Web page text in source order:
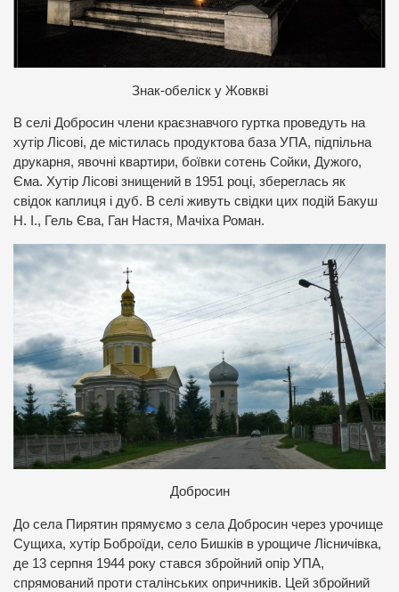
Знак-обеліск у Жовкві
В селі Добросин члени краєзнавчого гуртка проведуть на
хутір Лісові, де містилась продуктова база УПА, підпільна
друкарня, явочні квартири, боївки сотень Сойки, Дужого,
Єма. Хутір Лісові знищений в 1951 році, збереглась як
свідок каплиця і дуб. В селі живуть свідки цих подій Бакуш
Н. І., Гель Єва, Ган Настя, Мачіха Роман.
Добросин
До села Пирятин прямуємо з села Добросин через урочище
Сущиха, хутір Боброїди, село Бишків в урощиче Лісничівка,
де 13 серпня 1944 року стався збройний опір УПА,
спрямований проти сталінських опричників. Цей збройний